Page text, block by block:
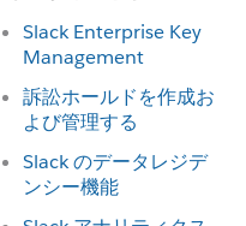
Slack Enterprise Key
Management
訴訟ホールドを作成お
よび管理する
Slack のデータレジデ
ンシー機能